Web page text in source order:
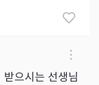
으시는 선생님